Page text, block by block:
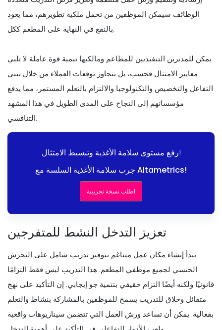
الوظائف سيمكن الموظفين من تحمل ملكية تطويرهم، مما يعود
بالنفع في النهاية على المطعم ككل.
يمكن للمديرين التنفيذيين للمطاعم ومالكيها تنمية قوة عاملة لا تلبي
معايير الامتثال فحسب، بل تتجاوز توقعات العملاء من خلال تبني
التفاعل والتخصيص والتكنولوجيا والالتزام بالتعلم المستمر، مما يدفع
مؤسساتهم إلى النجاح على المدى الطويل في هذا المشهد
التنافسي.
رفع مستوى سلامة الأغذية وتبسيط الامتثال!
جرب سلامة الأغذية السلسة مع Altametrics!
اطلب نسخة تجريبية
تعزيز التدخل النشط للمتفرجين
يبدأ إنشاء مكان عمل متناغم بتوفير تدريب شامل على التحرش
الجنسي لجميع موظفي المطعم. هذا التدريب ليس فقط التزامًا
قانونيًا ولكنه أيضًا التزام حقيقي بتنمية جو إيجابي. إن التأكيد على نهج
متفائل وخلاق للتدريب يسمح للموظفين بالمشاركة بنشاط والتعلم
بفعالية. يمكن أن تساعد ورش العمل التي تتضمن سيناريوهات واقعية